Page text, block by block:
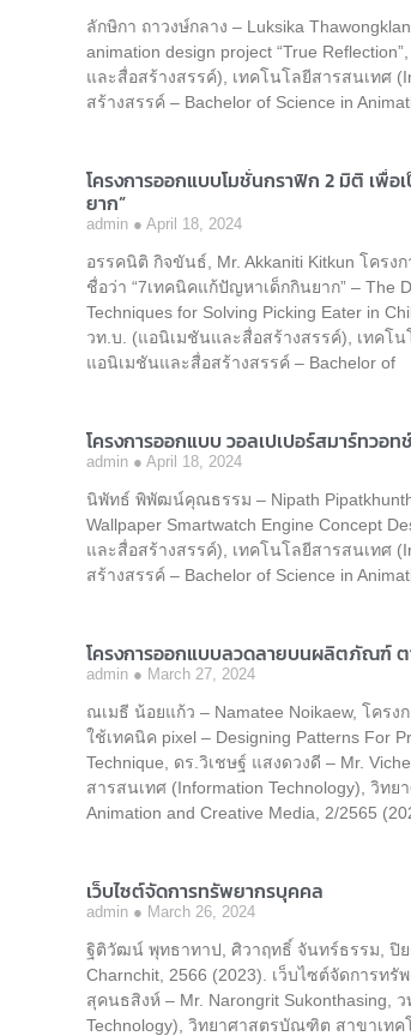
ลักษิกา ถาวงษ์กลาง – Luksika
animation design project “True
และสื่อสร้างสรรค์), เทคโนโลยีสารสนเทศ
สร้างสรรค์ – Bachelor of Science in
โครงการออกแบบโมชั่นกราฟิก 2 มิติ เพื่อ
ยาก”
admin April 18, 2024
อรรคนิติ กิจขันธ์, Mr. Akkaniti Kitkun โครง
ชื่อว่า “7เทคนิคแก้ปัญหาเด็กกินยาก” – The
Techniques for Solving Picking Eater in
วท.บ. (แอนิเมชันและสื่อสร้างสรรค์), เทคโ
แอนิเมชันและสื่อสร้างสรรค์ – Bachelor of
โครงการออกแบบ วอลเปเปอร์สมาร์ทวอ
admin April 18, 2024
นิพัทธ์ พิพัฒน์คุณธรรม – Nipath
Wallpaper Smartwatch Engine Concept
และสื่อสร้างสรรค์), เทคโนโลยีสารสนเทศ
สร้างสรรค์ – Bachelor of Science in
โครงการออกแบบลวดลายบนผลิตภัณฑ์ ต
admin March 27, 2024
ณเมธี น้อยแก้ว – Namatee Noikaew, โค
ใช้เทคนิค pixel – Designing Patterns For
Technique, ดร.วิเชษฐ์ แสงดวงดี – Mr.
สารสนเทศ (Information Technology), วิท
Animation and Creative Media, 2/2565
เว็บไซต์จัดการทรัพยากรบุคคล
admin March 26, 2024
ฐิติวัฒน์ พุทธาทาป, ศิวาฤทธิ์ จันทร์ธรรม, ปิย
Charnchit, 2566 (2023). เว็บไซต์จัดการท
สุคนธสิงห์ – Mr. Narongrit Sukonthasing,
Technology), วิทยาศาสตรบัณฑิต สาขาเทค